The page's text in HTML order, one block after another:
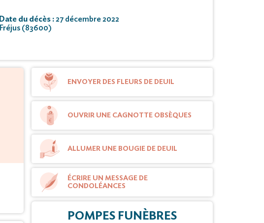
Date du décès :27 décembre 2022
Fréjus (83600)
ENVOYER DES FLEURS DE DEUIL
OUVRIR UNE CAGNOTTE OBSÈQUES
ALLUMER UNE BOUGIE DE DEUIL
ÉCRIRE UN MESSAGE DE
CONDOLÉANCES
POMPES FUNÈBRES